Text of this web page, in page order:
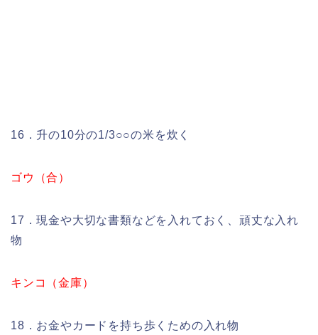
16．升の10分の1/3○○の米を炊く
ゴウ（合）
17．現金や大切な書類などを入れておく、頑丈な入れ
物
キンコ（金庫）
18．お金やカードを持ち歩くための入れ物